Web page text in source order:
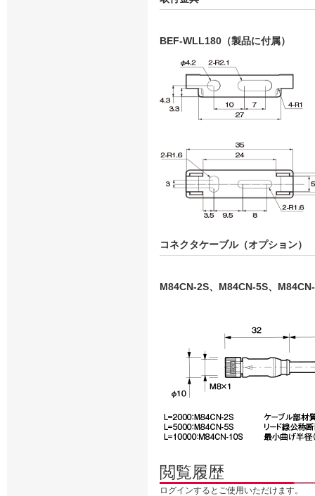
BEF-WLL180（製品に付属）
コネクタケーブル（オプション）
M84CN-2S、M84CN-5S、
閲覧履歴
ログインするとご使用いただけます。